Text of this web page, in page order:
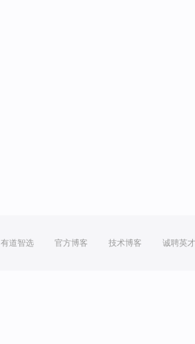
有道智选 官方博客 技术博客 诚聘英才